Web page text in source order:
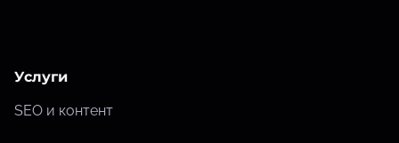
Услуги
SEO и контент